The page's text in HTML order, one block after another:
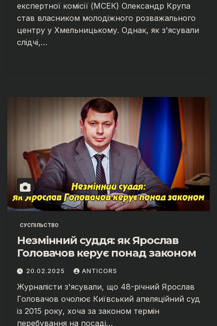
експертної комісії (МСЕК) Олександр Крупа
став власником молодіжного розважального
центру у Хмельницькому. Однак, як з'ясували
слідчі,…
СУСПІЛЬСТВО
Незмінний суддя: як Ярослав
Головачов керує понад законом
20.02.2025 ANTICORS
Журналісти з'ясували, що 48-річний Ярослав
Головачов очолює Київський апеляційний суд
із 2015 року, хоча за законом термін
перебування на посаді…